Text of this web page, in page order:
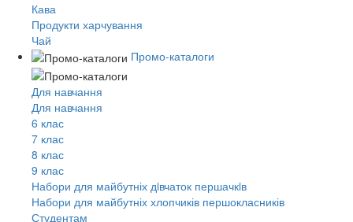
Кава
Продукти харчування
Чай
Промо-каталоги
Для навчання
Для навчання
6 клас
7 клас
8 клас
9 клас
Набори для майбутніх дiвчаток першачкiв
Набори для майбутніх хлопчиків першокласників
Студентам